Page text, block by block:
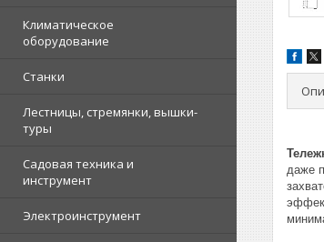
Климатическое
оборудование
Станки
Лестницы, стремянки, вышки-
туры
Садовая техника и
инструмент
Электроинструмент
даже